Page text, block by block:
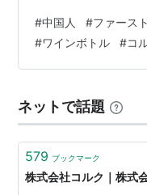
空券をリスケした。
飯を食いまくった挙
させた。 ひっでぇ～
ですが、半分とばし
#中国人 #ファース
#ワインボトル #コ
ネットで話題
579 ブックマーク
株式会社コルク｜株式